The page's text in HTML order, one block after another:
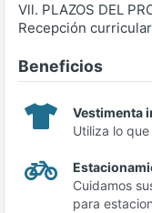
Vll. PLAZOS DEL
Recepción
Beneficios
Vestimenta
Utiliza lo
Cuidamos
para